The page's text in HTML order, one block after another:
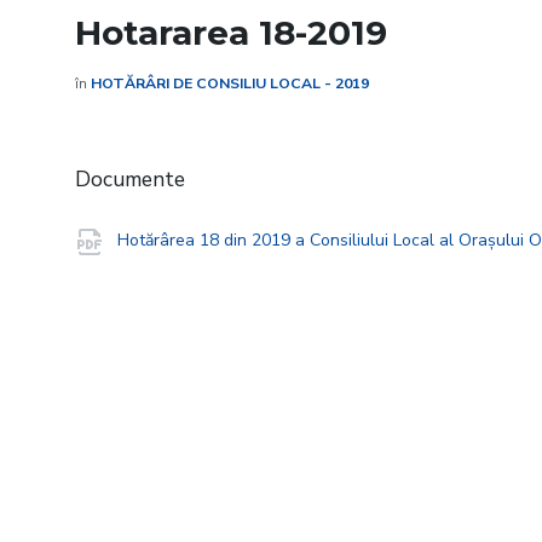
Hotararea 18-2019
în HOTĂRÂRI DE CONSILIU LOCAL - 2019
Documente
Hotărârea 18 din 2019 a Consiliului Local al Orașului